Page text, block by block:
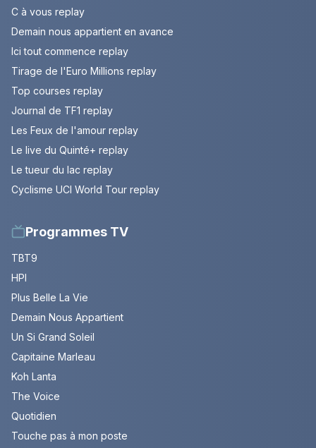
C à vous replay
Demain nous appartient en avance
Ici tout commence replay
Tirage de l'Euro Millions replay
Top courses replay
Journal de TF1 replay
Les Feux de l'amour replay
Le live du Quinté+ replay
Le tueur du lac replay
Cyclisme UCI World Tour replay
Programmes TV
TBT9
HPI
Plus Belle La Vie
Demain Nous Appartient
Un Si Grand Soleil
Capitaine Marleau
Koh Lanta
The Voice
Quotidien
Touche pas à mon poste